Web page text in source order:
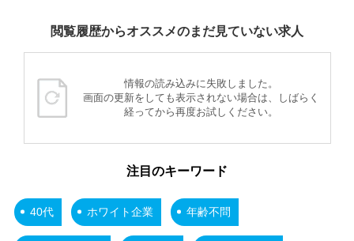
閲覧履歴からオススメのまだ見ていない求人
情報の読み込みに失敗しました。
画面の更新をしても表示されない場合は、しばらく
経ってから再度お試しください。
注目のキーワード
40代 ホワイト企業 年齢不問